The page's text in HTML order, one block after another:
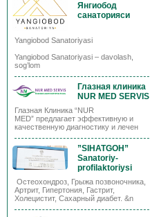
Янгиобод
санаторияси
Yangiobod Sanatoriyasi
Yangiobod Sanatoriyasi – davolash,
sog’lom
Глазная клиника
NUR MED SERVIS
Глазная Клиника “NUR
MED” предлагает эффективную и
качественную диагностику и лечен
”SIHATGOH”
Sanatoriy-
profilaktoriysi
Остеохондроз, Грыжа позвоночника,
Артрит, Гипертония, Гастрит,
Холецистит, Сахарный диабет. &n